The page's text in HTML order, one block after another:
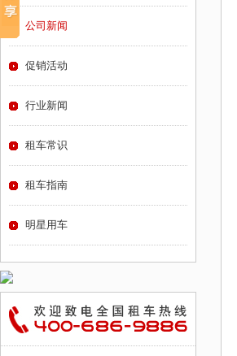
公司新闻
促销活动
行业新闻
租车常识
租车指南
明星用车